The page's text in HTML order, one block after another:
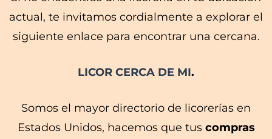
actual, te invitamos cordialmente a explorar el
siguiente enlace para encontrar una cercana.
LICOR CERCA DE MI.
Somos el mayor directorio de licorerías en
Estados Unidos, hacemos que tuscompras